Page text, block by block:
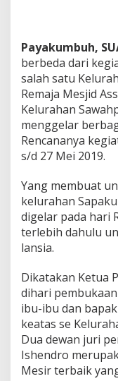
Payakumbuh,
berbeda dari
salah satu
Remaja Mesjid
Kelurahan
menggelar
Rencananya
s/d 27 Mei 2019.
Yang membuat
kelurahan
digelar pada hari
terlebih dahulu
lansia.
Dikatakan Ketua
dihari
ibu-ibu dan
keatas se
Dua dewan juri
Ishendro
Mesir terbaik